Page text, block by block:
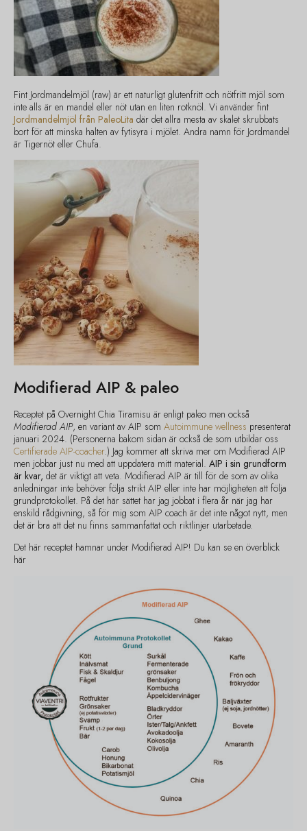
Fint Jordmandelmjöl (raw) är ett naturligt glutenfritt och nötfritt mjöl som
inte alls är en mandel eller nöt utan en liten rotknöl. Vi använder fint
Jordmandelmjöl från PaleoLita där det allra mesta av skalet skrubbats
bort för att minska halten av fytisyra i mjölet. Andra namn för Jordmandel
är Tigernöt eller Chufa.
Modifierad AIP & paleo
Receptet på Overnight Chia Tiramisu är enligt paleo men också
Modifierad AIP, en variant av AIP som Autoimmune wellness presenterat
januari 2024. (Personerna bakom sidan är också de som utbildar oss
Certifierade AIP-coacher.) Jag kommer att skriva mer om Modifierad AIP
men jobbar just nu med att uppdatera mitt material. AIP i sin grundform
är kvar, det är viktigt att veta. Modifierad AIP är till för de som av olika
anledningar inte behöver följa strikt AIP eller inte har möjligheten att följa
grundprotokollet. På det här sättet har jag jobbat i flera år när jag har
enskild rådgivning, så för mig som AIP coach är det inte något nytt, men
det är bra att det nu finns sammanfattat och riktlinjer utarbetade.
Det här receptet hamnar under Modifierad AIP! Du kan se en överblick
här